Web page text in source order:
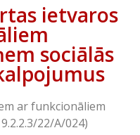
ietvaros
sociālās
ar funkcionāliem
22/A/024)